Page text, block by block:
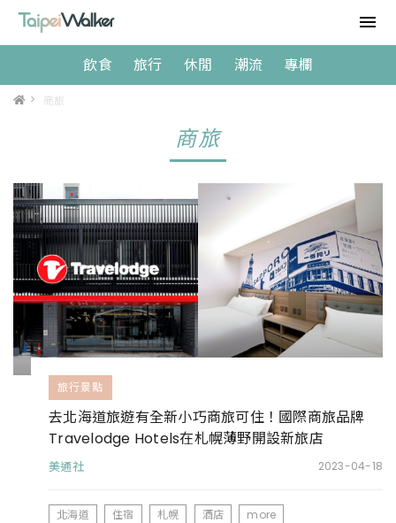
飲食 旅行 休閒 潮流 專欄
> 商旅
商旅
旅行景點
去北海道旅遊有全新小巧商旅可住！國際商旅品牌
Travelodge Hotels在札幌薄野開設新旅店
美通社 2023-04-18
北海道 住宿 札幌 酒店 more